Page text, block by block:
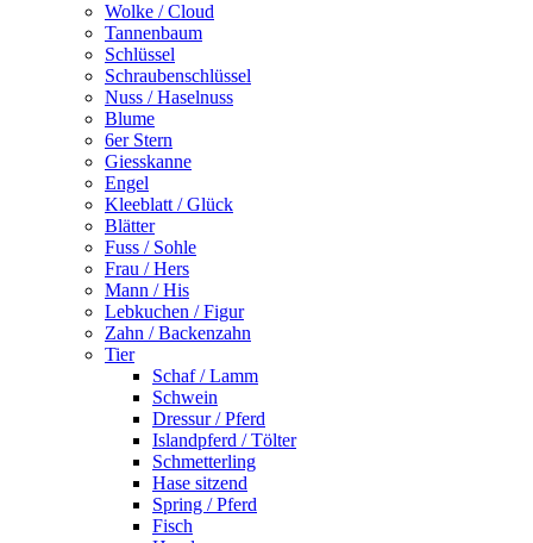
Wolke / Cloud
Tannenbaum
Schlüssel
Schraubenschlüssel
Nuss / Haselnuss
Blume
6er Stern
Giesskanne
Engel
Kleeblatt / Glück
Blätter
Fuss / Sohle
Frau / Hers
Mann / His
Lebkuchen / Figur
Zahn / Backenzahn
Tier
Schaf / Lamm
Schwein
Dressur / Pferd
Islandpferd / Tölter
Schmetterling
Hase sitzend
Spring / Pferd
Fisch